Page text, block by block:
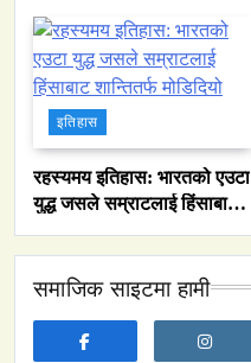
इतिहास
रहस्यमय इतिहास: भारतको एउटा
युद्ध जसले सम्राटलाई हिंसाबाट
समाजिक साइटमा हामी